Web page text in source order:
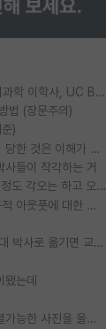
Korea University 수학, 컴퓨터과학 이학사, UC Berkeley 산업공학 대학원 공학박사가 되는 것은 쉽지 않겠죠?
법 (장문주의)
)
대학원생들 교수에게 가스라이팅 당한 것은 이해가 갑니다. 안타깝네요.
들이 착각하는 거
석사입학예정생 분들! 제발 어느 정도 각오는 하고 오세요.
포스텍 억까에 대해 (동문의 학문적 아웃풋에 대한 반박)
SSH 박사과정을 그만두고 지방대 박사로 옮기면 교수의 꿈은 끝일까요?
는데
정보보안 연구하는 입장에선 식별가능한 사진을 올리는건 비추이긴함